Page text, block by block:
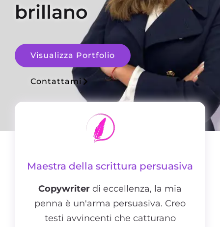
brillano
Visualizza Portfolio
Contattami
Maestra della scrittura persuasiva
Copywriter di eccellenza, la mia
penna è un'arma persuasiva. Creo
testi avvincenti che catturano